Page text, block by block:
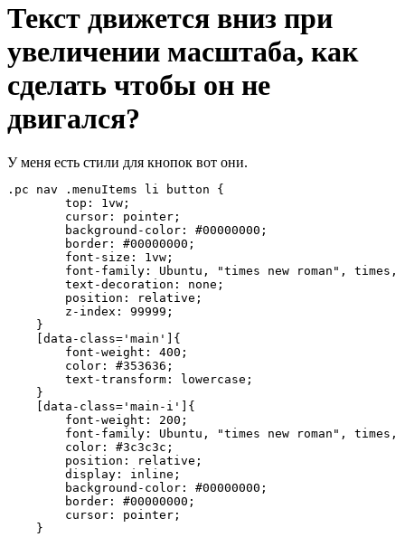
Текст движется вниз при
увеличении масштаба, как
сделать чтобы он не
двигался?
У меня есть стили для кнопок вот они.
.pc nav .menuItems li button {
        top: 1vw;
        cursor: pointer;
        background-color: #00000000;
        border: #00000000;
        font-size: 1vw;
font-family: Ubuntu, "times new roman", times,
        text-decoration: none;
        position: relative;
        z-index: 99999;
    }
    [data-class='main']{
        font-weight: 400;
        color: #353636;
        text-transform: lowercase;
    }
    [data-class='main-i']{
        font-weight: 200;
font-family: Ubuntu, "times new roman", times,
        color: #3c3c3c;
        position: relative;
        display: inline;
        background-color: #00000000;
        border: #00000000;
        cursor: pointer;
    }